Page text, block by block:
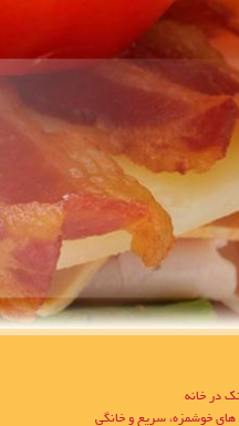
در خانه
خوشمزه، سریع و خانگی